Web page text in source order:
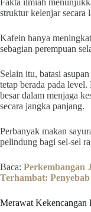
Fakta ilmiah
struktur kelenjar secara
Kafein hanya
sebagian perempuan
Selain itu, batasi
tetap berada pada
besar dalam menjaga
secara jangka panjang.
Perbanyak makan
pelindung bagi sel-sel
Baca: Perkembangan
Terhambat:
Merawat Kekencangan